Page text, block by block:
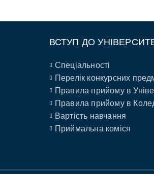
ВСТУП ДО
Спеціальності
Перелік конкурсних
Правила прийому в
Правила прийому в
Вартість навчання
Приймальна коміся